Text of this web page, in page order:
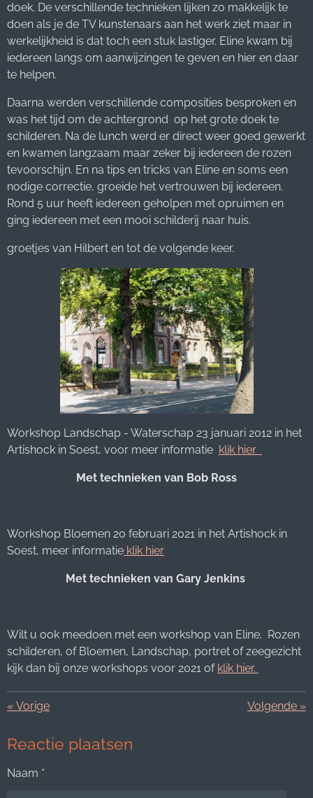
doek. De verschillende technieken lijken zo makkelijk te
doen als je de TV kunstenaars aan het werk ziet maar in
werkelijkheid is dat toch een stuk lastiger. Eline kwam bij
iedereen langs om aanwijzingen te geven en hier en daar
te helpen.
Daarna werden verschillende composities besproken en
was het tijd om de achtergrond op het grote doek te
schilderen. Na de lunch werd er direct weer goed gewerkt
en kwamen langzaam maar zeker bij iedereen de rozen
tevoorschijn. En na tips en tricks van Eline en soms een
nodige correctie, groeide het vertrouwen bij iedereen.
Rond 5 uur heeft iedereen geholpen met opruimen en
ging iedereen met een mooi schilderij naar huis.
groetjes van Hilbert en tot de volgende keer.
Workshop Landschap - Waterschap 23 januari 2012 in het
Artishock in Soest, voor meer informatie klik hier
Met technieken van Bob Ross
Workshop Bloemen 20 februari 2021 in het Artishock in
Soest, meer informatie klik hier
Met technieken van Gary Jenkins
Wilt u ook meedoen met een workshop van Eline. Rozen
schilderen, of Bloemen, Landschap, portret of zeegezicht
kijk dan bij onze workshops voor 2021 of klik hier.
« Vorige Volgende »
Reactie plaatsen
Naam *